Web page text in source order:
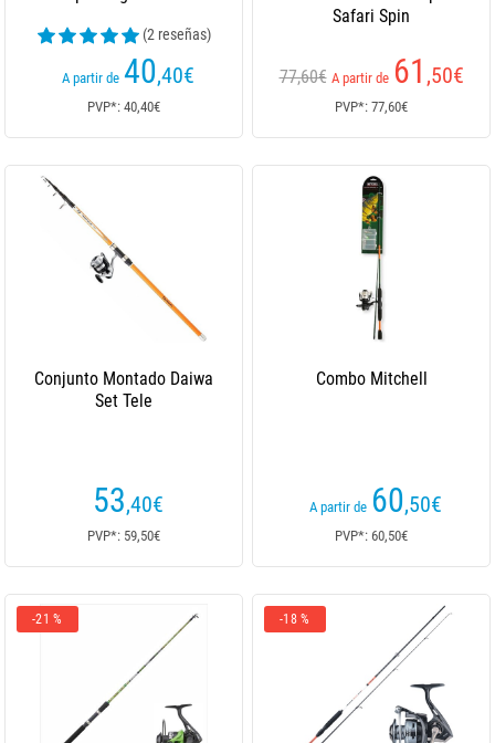
(2 reseñas)
A partir de 40,40€
PVP*: 40,40€
Safari Spin
77,60€ A partir de 61 ,50€
PVP*: 77,60€
Conjunto Montado Daiwa
Set Tele
53,40€
PVP*: 59,50€
Combo Mitchell
A partir de 60,50€
PVP*: 60,50€
-21 % -18 %